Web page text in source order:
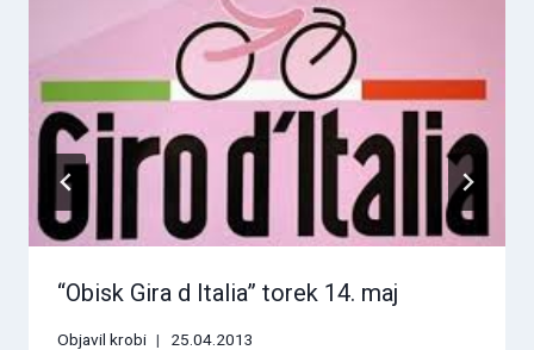
“Obisk Gira d Italia” torek 14. maj
Objavil krobi 25.04.2013